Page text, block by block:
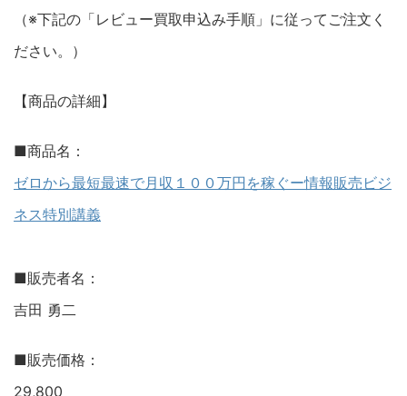
（※下記の「レビュー買取申込み手順」に従ってご注文く
ださい。）
【商品の詳細】
■商品名：
ゼロから最短最速で月収１００万円を稼ぐー情報販売ビジ
ネス特別講義
■販売者名：
吉田 勇二
■販売価格：
29,800